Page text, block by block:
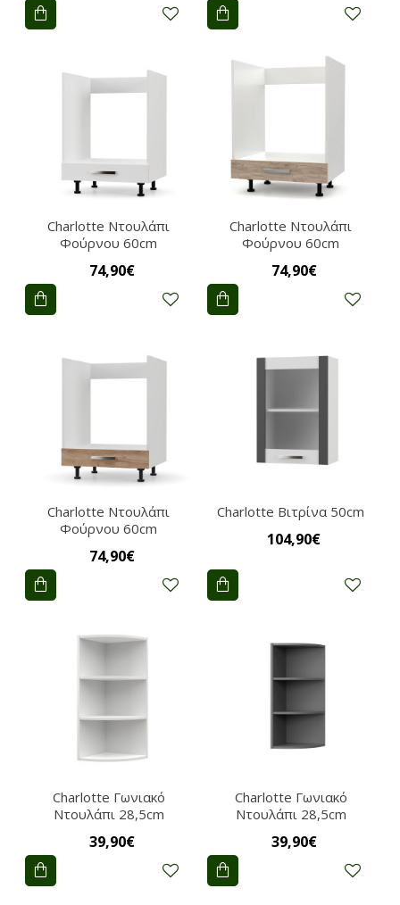
Charlotte Nτουλάπι
Φούρνου 60cm
74,90€
Charlotte Nτουλάπι
Φούρνου 60cm
74,90€
Charlotte Nτουλάπι
Φούρνου 60cm
74,90€
Charlotte Βιτρίνα 50cm
104,90€
Charlotte Γωνιακό
Nτουλάπι 28,5cm
39,90€
Charlotte Γωνιακό
Nτουλάπι 28,5cm
39,90€